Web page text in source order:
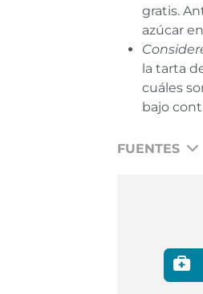
gratis.
azúcar
la tarta
cuáles
bajo
FUENTES